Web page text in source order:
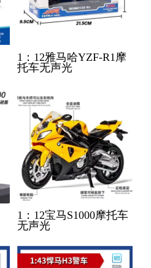
1：12雅马哈YZF-R1摩
托车无声光
1：12宝马S1000摩托车
无声光